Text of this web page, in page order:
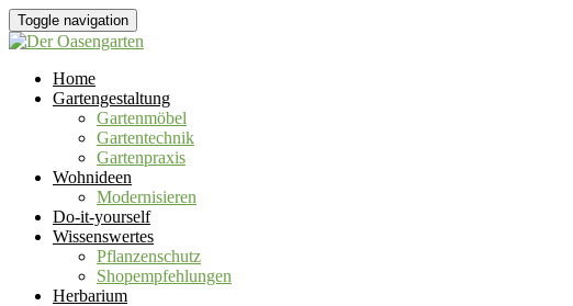
Toggle navigation
Home
Gartengestaltung
Gartenmöbel
Gartentechnik
Gartenpraxis
Wohnideen
Modernisieren
Do-it-yourself
Wissenswertes
Pflanzenschutz
Shopempfehlungen
Herbarium